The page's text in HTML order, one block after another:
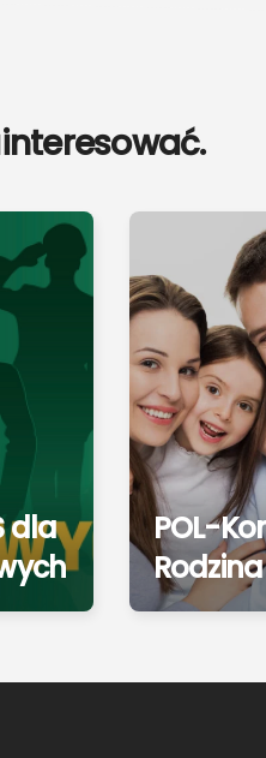
dla
POL-
Rodzina